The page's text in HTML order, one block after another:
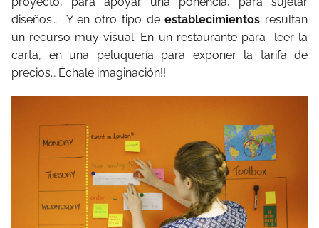
diseños… Y en otro tipo deestablecimientos resultan
un recurso muy visual. En un restaurante para leer la
carta, en una peluquería para exponer la tarifa de
precios… Échale imaginación!!